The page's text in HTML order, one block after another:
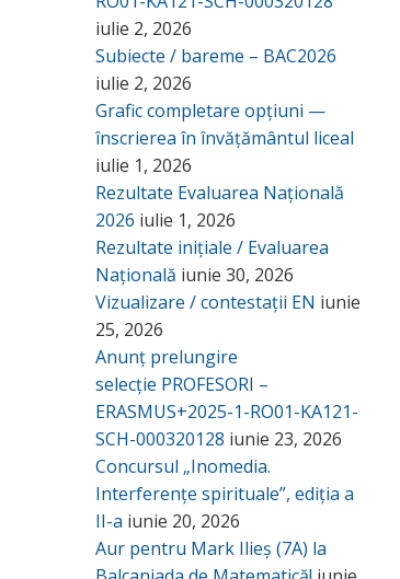
iulie 2, 2026
Subiecte / bareme – BAC2026
iulie 2, 2026
Grafic completare opțiuni —
înscrierea în învățământul liceal
iulie 1, 2026
Rezultate Evaluarea Națională
2026 iulie 1, 2026
Rezultate inițiale / Evaluarea
Națională iunie 30, 2026
Vizualizare / contestații EN iunie
25, 2026
Anunț prelungire
selecție PROFESORI –
ERASMUS+2025-1-RO01-KA121-
SCH-000320128 iunie 23, 2026
Concursul „Inomedia.
Interferențe spirituale”, ediția a
II-a iunie 20, 2026
Aur pentru Mark Ilieș (7A) la